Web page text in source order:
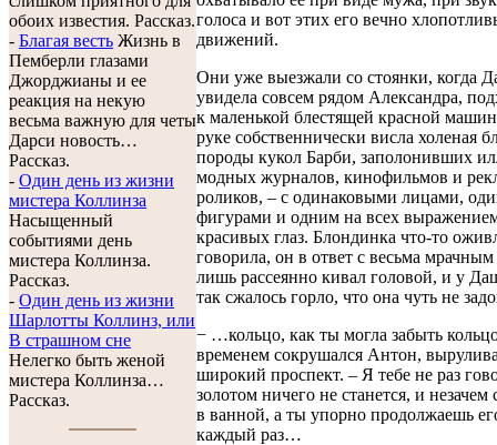
обоих известия. Рассказ.
- Благая весть Жизнь в
Пемберли глазами
Джорджианы и ее
реакция на некую
весьма важную для четы
Дарси новость…
Рассказ.
- Один день из жизни
мистера Коллинза
Насыщенный
событиями день
мистера Коллинза.
Рассказ.
- Один день из жизни
Шарлотты Коллинз, или
В страшном сне
Нелегко быть женой
мистера Коллинза…
Рассказ.
голоса и вот этих его вечно
движений.
Они уже выезжали со стоянки, когда
увидела совсем рядом Александра,
к маленькой блестящей красной
руке собственнически висла холеная
породы кукол Барби, заполонивших
модных журналов, кинофильмов и
роликов, – с одинаковыми лицами,
фигурами и одним на всех
красивых глаз. Блондинка что-то
говорила, он в ответ с весьма
лишь рассеянно кивал головой, и у
так сжалось горло, что она чуть не
− …кольцо, как ты могла забыть
временем сокрушался Антон,
широкий проспект. – Я тебе не раз
золотом ничего не станется, и незачем
в ванной, а ты упорно продолжаешь
каждый раз…